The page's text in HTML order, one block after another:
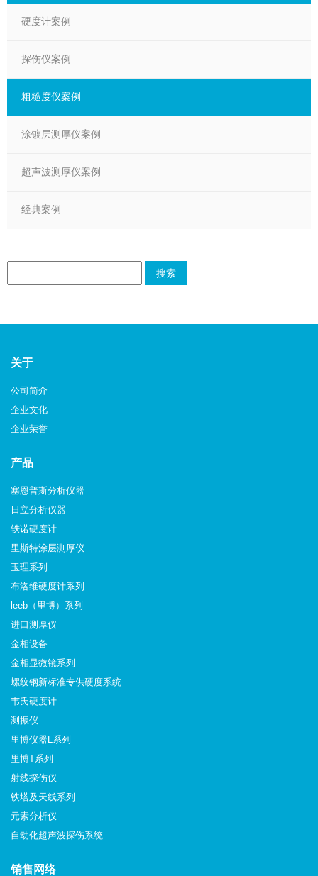
硬度计案例
探伤仪案例
粗糙度仪案例
涂镀层测厚仪案例
超声波测厚仪案例
经典案例
关于
公司简介
企业文化
企业荣誉
产品
塞恩普斯分析仪器
日立分析仪器
轶诺硬度计
里斯特涂层测厚仪
玉理系列
布洛维硬度计系列
leeb（里博）系列
进口测厚仪
金相设备
金相显微镜系列
螺纹钢新标准专供硬度系统
韦氏硬度计
测振仪
里博仪器L系列
里博T系列
射线探伤仪
铁塔及天线系列
元素分析仪
自动化超声波探伤系统
销售网络